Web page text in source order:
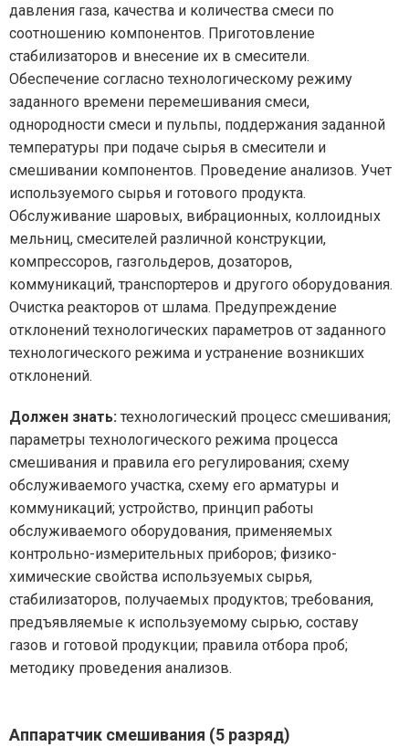
давления газа, качества и количества смеси по
соотношению компонентов. Приготовление
стабилизаторов и внесение их в смесители.
Обеспечение согласно технологическому режиму
заданного времени перемешивания смеси,
однородности смеси и пульпы, поддержания заданной
температуры при подаче сырья в смесители и
смешивании компонентов. Проведение анализов. Учет
используемого сырья и готового продукта.
Обслуживание шаровых, вибрационных, коллоидных
мельниц, смесителей различной конструкции,
компрессоров, газгольдеров, дозаторов,
коммуникаций, транспортеров и другого оборудования.
Очистка реакторов от шлама. Предупреждение
отклонений технологических параметров от заданного
технологического режима и устранение возникших
отклонений.
Должен знать: технологический процесс смешивания;
параметры технологического режима процесса
смешивания и правила его регулирования; схему
обслуживаемого участка, схему его арматуры и
коммуникаций; устройство, принцип работы
обслуживаемого оборудования, применяемых
контрольно-измерительных приборов; физико-
химические свойства используемых сырья,
стабилизаторов, получаемых продуктов; требования,
предъявляемые к используемому сырью, составу
газов и готовой продукции; правила отбора проб;
методику проведения анализов.
Аппаратчик смешивания (5 разряд)